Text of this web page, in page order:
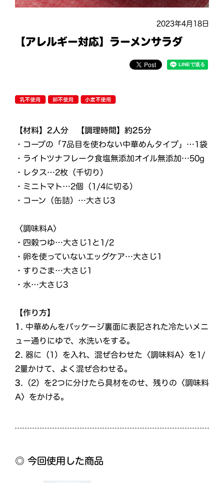
2023年4月18日
【アレルギー対応】ラーメンサラダ
【材料】2人分 【調理時間】約25分
・コープの「7品目を使わない中華めんタイプ」…1袋
・ライトツナフレーク食塩無添加オイル無添加…50g
・レタス…2枚（千切り）
・ミニトマト…2個（1/4に切る）
・コーン（缶詰）…大さじ3
〈調味料A〉
・四穀つゆ…大さじ1と1/2
・卵を使っていないエッグケア…大さじ1
・すりごま…大さじ1
・水…大さじ3
【作り方】
1. 中華めんをパッケージ裏面に表記された冷たいメニ
ュー通りにゆで、水洗いをする。
2. 器に（1）を入れ、混ぜ合わせた〈調味料A〉を1/
2量かけて、よく混ぜ合わせる。
3. （2）を2つに分けたら具材をのせ、残りの〈調味料
A〉をかける。
◎ 今回使用した商品